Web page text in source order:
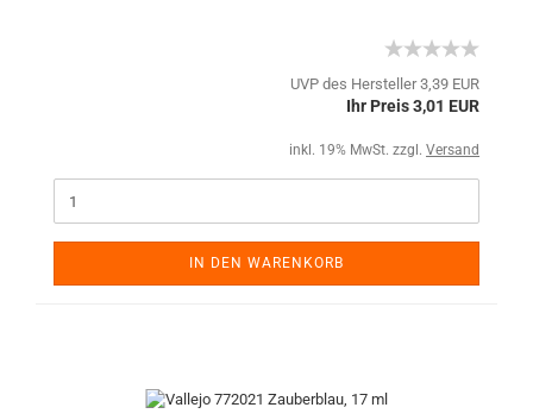
UVP des Hersteller 3,39 EUR
Ihr Preis 3,01 EUR
inkl. 19% MwSt. zzgl. Versand
IN DEN WARENKORB